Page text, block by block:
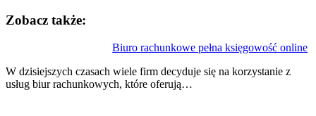
Zobacz także:
Biuro rachunkowe pełna księgowość online
W dzisiejszych czasach wiele firm decyduje się na korzystanie z
usług biur rachunkowych, które oferują…
wpisu